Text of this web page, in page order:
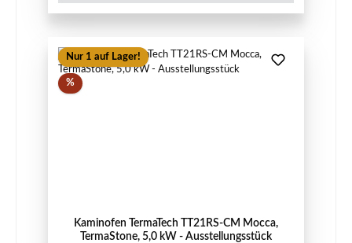
Nur 1 auf Lager!
%Rabatt
Kaminofen TermaTech TT21RS-CM Mocca,
TermaStone, 5,0 kW - Ausstellungsstück